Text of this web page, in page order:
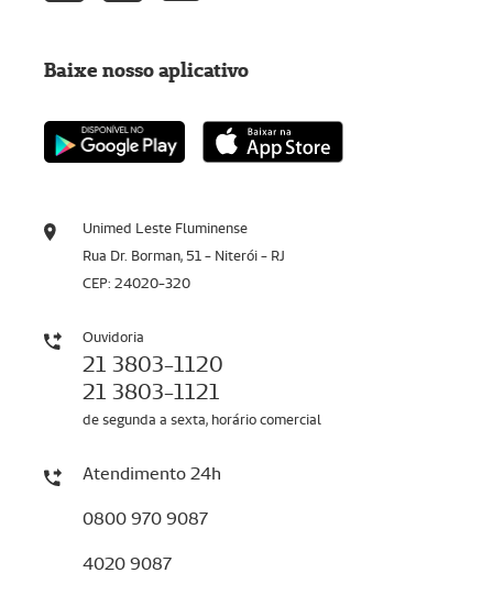
Unimed Leste Fluminense
Rua Dr. Borman, 51 - Niterói - RJ
CEP: 24020-320
Ouvidoria
21 3803-1120
21 3803-1121
de segunda a sexta, horário comercial
Atendimento 24h
0800 970 9087
4020 9087
Baixe nosso aplicativo